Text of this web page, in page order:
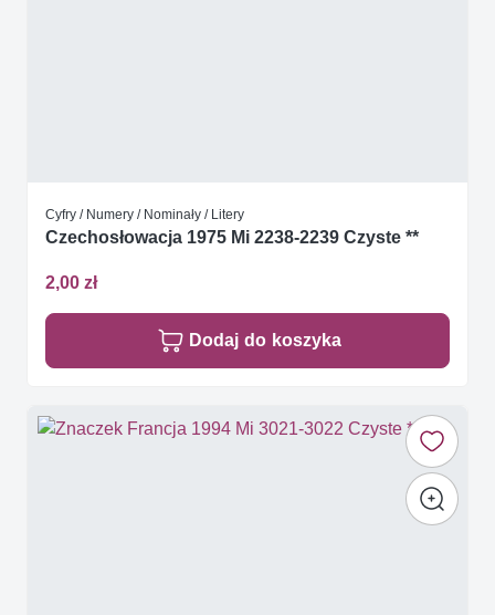
Cyfry / Numery / Nominały / Litery
Czechosłowacja 1975 Mi 2238-2239 Czyste **
2,00 zł
Dodaj do koszyka